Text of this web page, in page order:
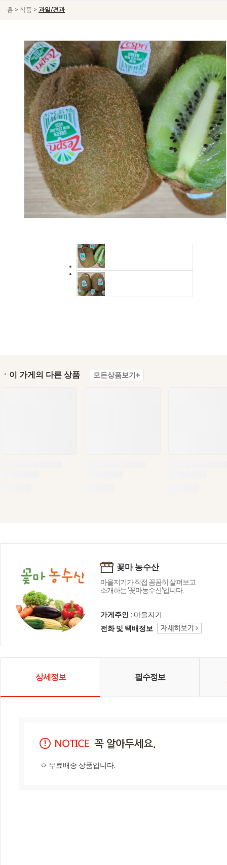
홈 > 식품 > 과일/견과
ㆍ이 가게의 다른 상품 모든상품보기+
꽃마 농수산
마을지기가 직접 꼼꼼히 살펴보고
소개하는 '꽃마농수산'입니다.
가게주인 : 마을지기
전화 및 택배정보
상세정보 필수정보
ㅇ 무료배송 상품입니다.